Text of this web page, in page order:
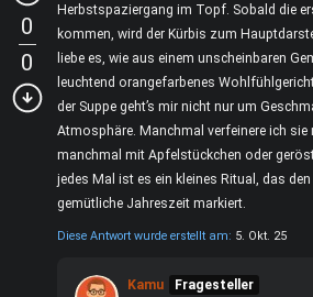
0
0
Herbstspaziergang im Topf. Sobald die
kommen, wird der Kürbis zum
liebe es, wie aus einem unscheinbaren
leuchtend orangefarbenes
der Suppe geht’s mir nicht nur um
Atmosphäre. Manchmal verfeinere ich
manchmal mit Apfelstückchen oder
jedes Mal ist es ein kleines Ritual, das
gemütliche Jahreszeit markiert.
Diese Antwort wurde erstellt am: 5. Okt. 25
Kamu
Fragesteller